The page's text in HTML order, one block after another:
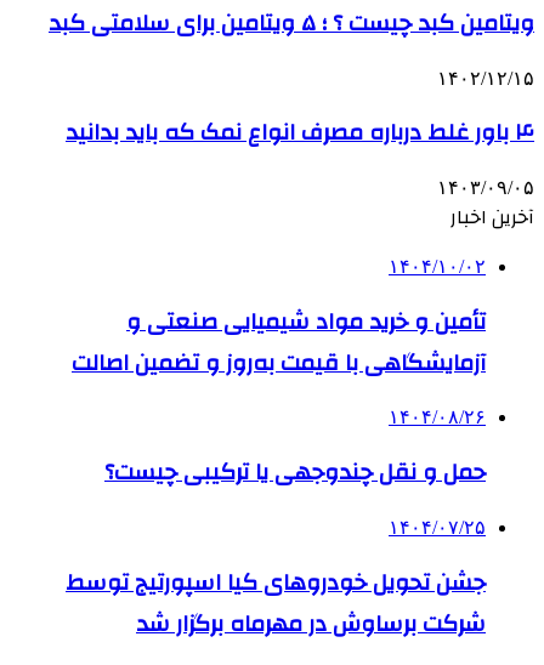
ویتامین کبد چیست ؟ ؛ ۵ ویتامین برای سلامتی کبد
۱۴۰۲/۱۲/۱۵
۴ باور غلط درباره مصرف انواع نمک که باید بدانید
۱۴۰۳/۰۹/۰۵
آخرین اخبار
۱۴۰۴/۱۰/۰۲
تأمین و خرید مواد شیمیایی صنعتی و
آزمایشگاهی با قیمت به‌روز و تضمین اصالت
۱۴۰۴/۰۸/۲۶
حمل و نقل چندوجهی یا ترکیبی چیست؟
۱۴۰۴/۰۷/۲۵
جشن تحویل خودروهای کیا اسپورتیج توسط
شرکت برساوش در مهرماه برگزار شد